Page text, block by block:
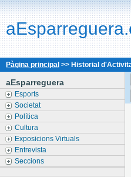
Pàgina principal >> Historial
aEsparreguera
Esports
Societat
Política
Cultura
Exposicions Virtuals
Entrevista
Seccions